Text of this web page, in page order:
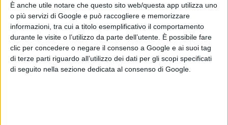
È anche utile notare che questo sito web/questa app utilizza uno
o più servizi di Google e può raccogliere e memorizzare
informazioni, tra cui a titolo esemplificativo il comportamento
durante le visite o l’utilizzo da parte dell’utente. È possibile fare
clic per concedere o negare il consenso a Google e ai suoi tag
di terze parti riguardo all’utilizzo dei dati per gli scopi specificati
di seguito nella sezione dedicata al consenso di Google.
Il fumettista
Spugna firma il
poster della 26ª
edizione del
Trieste
Science+Fiction
Festival